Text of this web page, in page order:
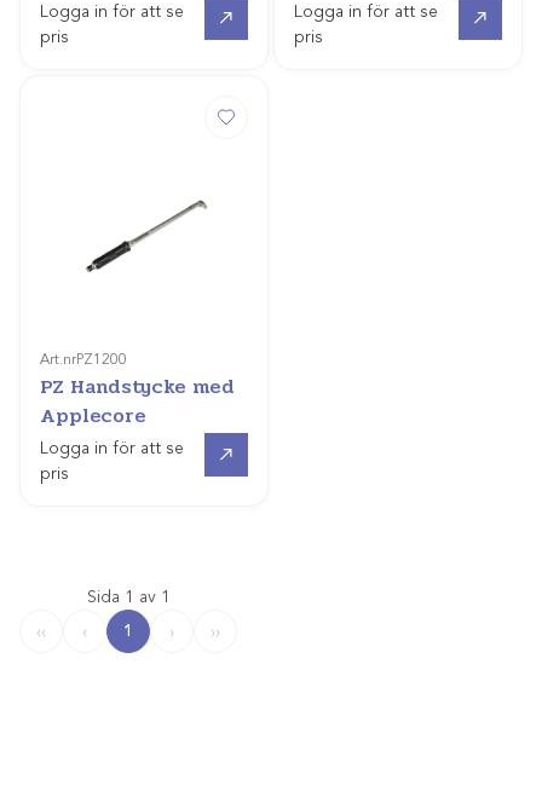
Logga in för att se
pris
Logga in för att se
pris
Art.nrPZ1200
PZ Handstycke med
Applecore
Logga in för att se
pris
Sida 1 av 1
‹‹
‹ 1 › ››